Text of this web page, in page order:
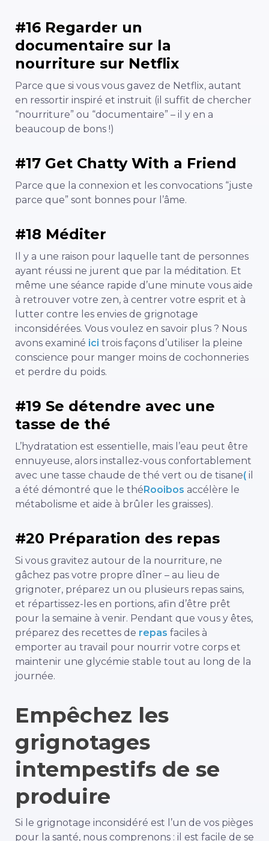
#16 Regarder un
documentaire sur la
nourriture sur Netflix
Parce que si vous vous gavez de Netflix, autant
en ressortir inspiré et instruit (il suffit de chercher
“nourriture” ou “documentaire” – il y en a
beaucoup de bons !)
#17 Get Chatty With a Friend
Parce que la connexion et les convocations “juste
parce que” sont bonnes pour l’âme.
#18 Méditer
Il y a une raison pour laquelle tant de personnes
ayant réussi ne jurent que par la méditation. Et
même une séance rapide d’une minute vous aide
à retrouver votre zen, à centrer votre esprit et à
lutter contre les envies de grignotage
inconsidérées. Vous voulez en savoir plus ? Nous
avons examiné ici trois façons d’utiliser la pleine
conscience pour manger moins de cochonneries
et perdre du poids.
#19 Se détendre avec une
tasse de thé
L’hydratation est essentielle, mais l’eau peut être
ennuyeuse, alors installez-vous confortablement
avec une tasse chaude de thé vert ou de tisane( il
a été démontré que le thé Rooibos accélère le
métabolisme et aide à brûler les graisses).
#20 Préparation des repas
Si vous gravitez autour de la nourriture, ne
gâchez pas votre propre dîner – au lieu de
grignoter, préparez un ou plusieurs repas sains,
et répartissez-les en portions, afin d’être prêt
pour la semaine à venir. Pendant que vous y êtes,
préparez des recettes de repas faciles à
emporter au travail pour nourrir votre corps et
maintenir une glycémie stable tout au long de la
journée.
Empêchez les
grignotages
intempestifs de se
produire
Si le grignotage inconsidéré est l’un de vos pièges
pour la santé, nous comprenons : il est facile de se